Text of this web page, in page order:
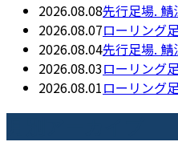
2026.08.08先行足場. 鯖
2026.08.07ローリング
2026.08.04先行足場. 鯖
2026.08.03ローリング
2026.08.01ローリング